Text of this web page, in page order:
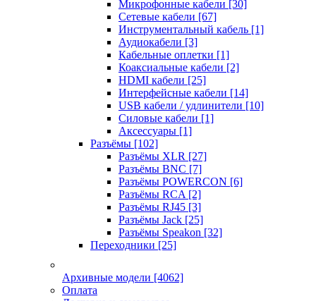
Микрофонные кабели [30]
Сетевые кабели [67]
Инструментальный кабель [1]
Аудиокабели [3]
Кабельные оплетки [1]
Коаксиальные кабели [2]
HDMI кабели [25]
Интерфейсные кабели [14]
USB кабели / удлинители [10]
Силовые кабели [1]
Аксессуары [1]
Разъёмы [102]
Разъёмы XLR [27]
Разъёмы BNC [7]
Разъёмы POWERCON [6]
Разъёмы RCA [2]
Разъёмы RJ45 [3]
Разъёмы Jack [25]
Разъёмы Speakon [32]
Переходники [25]
Архивные модели [4062]
Оплата